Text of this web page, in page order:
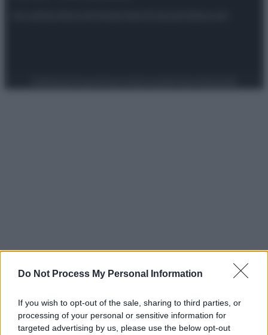
Do Not Process My Personal Information
If you wish to opt-out of the sale, sharing to third parties, or
processing of your personal or sensitive information for
targeted advertising by us, please use the below opt-out